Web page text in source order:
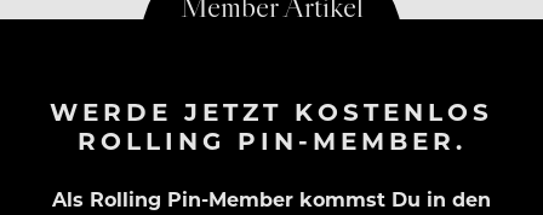
WERDE JETZT KOSTENLOS
ROLLING PIN-MEMBER.
Als Rolling Pin-Member kommst Du in den